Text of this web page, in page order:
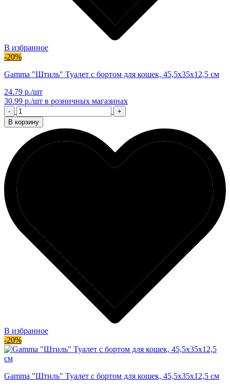
В избранное
-20%
Gamma "Штиль" Туалет с бортом для кошек, 45,5х35х12,5 см
24.79 р./шт
30.99 р./шт в розничных магазинах
-
+
В корзину
В избранное
-20%
Gamma "Штиль" Туалет с бортом для кошек, 45,5х35х12,5 см